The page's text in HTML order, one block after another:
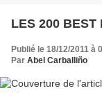
LES 200 BEST
Publié le 18/12/2011 à
Par Abel Carballiño